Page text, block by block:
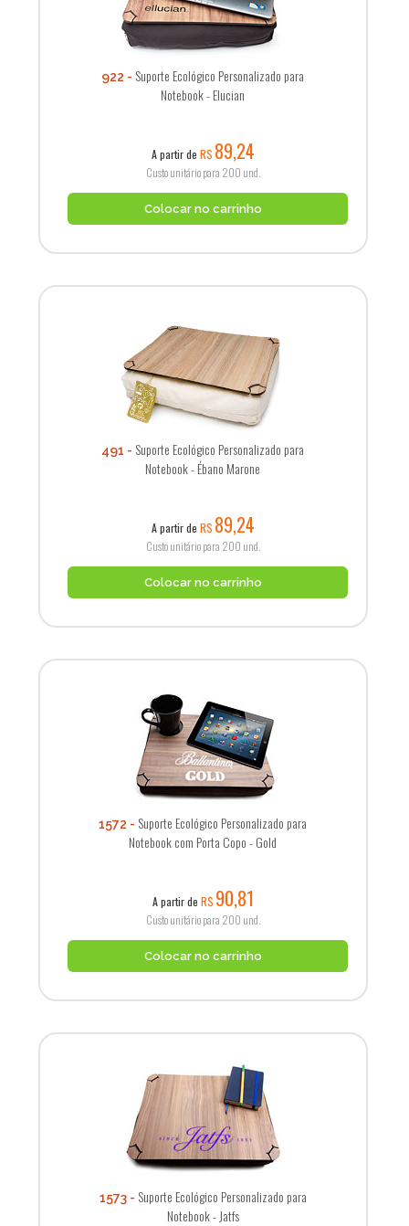
922
Suporte Ecológico Personalizado para
Notebook - Elucian
A partir de R$ 89,24
Custo unitário para 200 und.
Colocar no carrinho
491
Suporte Ecológico Personalizado para
Notebook - Ébano Marone
A partir de R$ 89,24
Custo unitário para 200 und.
Colocar no carrinho
1572
Suporte Ecológico Personalizado para
Notebook com Porta Copo - Gold
A partir de R$ 90,81
Custo unitário para 200 und.
Colocar no carrinho
1573
Suporte Ecológico Personalizado para
Notebook - Jatfs